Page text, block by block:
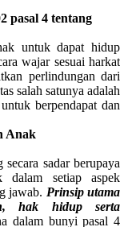
pasal 4 tentang
untuk dapat hidup
wajar sesuai harkat
perlindungan dari
salah satunya adalah
berpendapat dan
Anak
sadar berupaya
dalam setiap aspek
jawab. Prinsip utama
hak hidup serta
dalam bunyi pasal 4